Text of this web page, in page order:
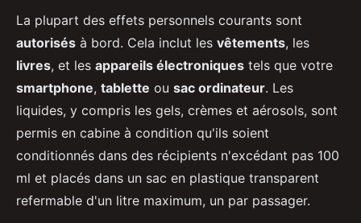
La plupart des effets personnels courants sont
autorisés à bord. Cela inclut les vêtements, les
livres, et les appareils électroniques tels que votre
smartphone, tablette ou sac ordinateur. Les
liquides, y compris les gels, crèmes et aérosols, sont
permis en cabine à condition qu'ils soient
conditionnés dans des récipients n'excédant pas 100
ml et placés dans un sac en plastique transparent
refermable d'un litre maximum, un par passager.